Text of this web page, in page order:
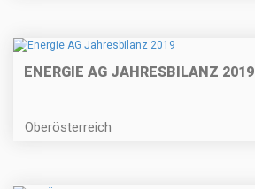
ENERGIE AG JAHRESBILANZ 2019
Oberösterreich